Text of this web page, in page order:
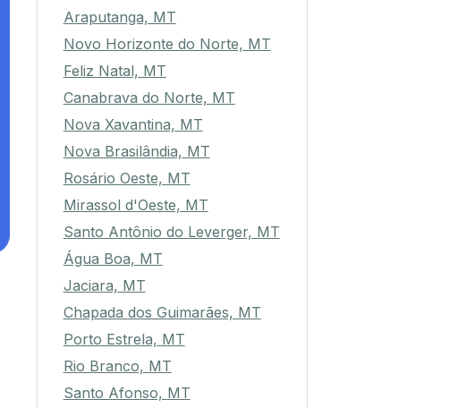
Araputanga, MT
Novo Horizonte do Norte, MT
Feliz Natal, MT
Canabrava do Norte, MT
Nova Xavantina, MT
Nova Brasilândia, MT
Rosário Oeste, MT
Mirassol d'Oeste, MT
Santo Antônio do Leverger, MT
Água Boa, MT
Jaciara, MT
Chapada dos Guimarães, MT
Porto Estrela, MT
Rio Branco, MT
Santo Afonso, MT